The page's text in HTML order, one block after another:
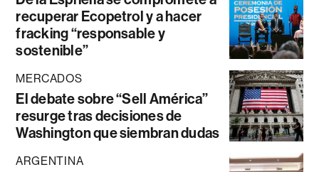
recuperar Ecopetrol y a hacer
fracking “responsable y
sostenible”
MERCADOS
El debate sobre “Sell América”
resurge tras decisiones de
Washington que siembran dudas
ARGENTINA